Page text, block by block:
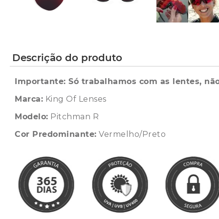
Descrição do produto
Importante: Só trabalhamos com as lentes,
Marca: King Of Lenses
Modelo: Pitchman R
Cor Predominante: Vermelho/Preto